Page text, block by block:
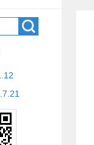
12
7 21